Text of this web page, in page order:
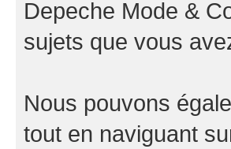
Depeche Mode &
sujets que vous
Nous pouvons
tout en naviguant